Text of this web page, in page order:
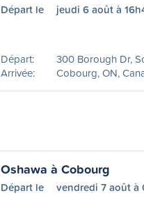
Départ le jeudi 6 août à
Départ:
300 Borough Dr,
Arrivée:
Cobourg, ON,
Oshawa à Cobourg
Départ le vendredi 7 août à